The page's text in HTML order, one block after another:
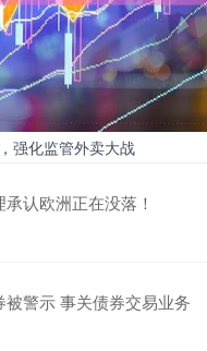
强化监管外卖大战
认欧洲正在没落！
警示 事关债券交易业务